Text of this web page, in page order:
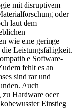
mit disruptivem
oder
laut dem
wie eine geringe
Leistungsfähigkeit.
Software-
fehlt es an
sind rar und
Auch
zu Hardware oder
Einstieg